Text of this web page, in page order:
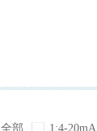
全部 1:4-20mA